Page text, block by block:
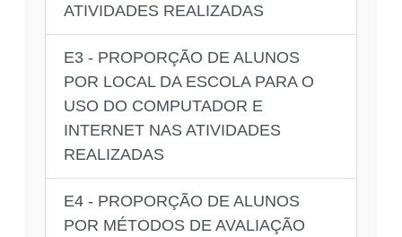
ATIVIDADES REALIZADAS
E3 - PROPORÇÃO DE ALUNOS
POR LOCAL DA ESCOLA PARA O
USO DO COMPUTADOR E
INTERNET NAS ATIVIDADES
REALIZADAS
E4 - PROPORÇÃO DE ALUNOS
POR MÉTODOS DE AVALIAÇÃO